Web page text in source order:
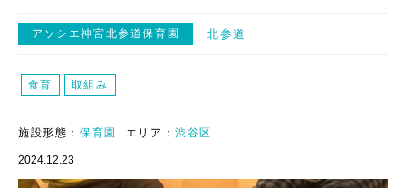
アソシエ神宮北参道保育園 北参道
食育 取組み
施設形態： 保育園 エリア：渋谷区
2024.12.23